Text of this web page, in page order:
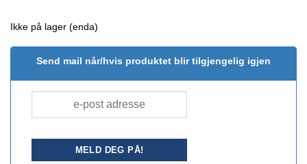
Ikke på lager (enda)
Send mail når/hvis produktet blir tilgjengelig igjen